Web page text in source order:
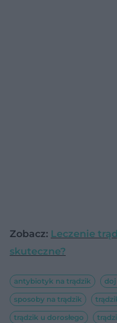
Zobacz: Leczenie
skuteczne?
antybiotyk na trądzik
sposoby na trądzik
trądzik u dorosłego